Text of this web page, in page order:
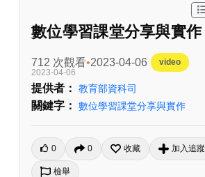
數位學習課堂分享與實作
712 次觀看 2023-04-06
video
2023-04-06
提供者： 教育部資科司
關鍵字： 數位學習課堂分享與實作
0 0 收藏 加入追蹤
檢舉